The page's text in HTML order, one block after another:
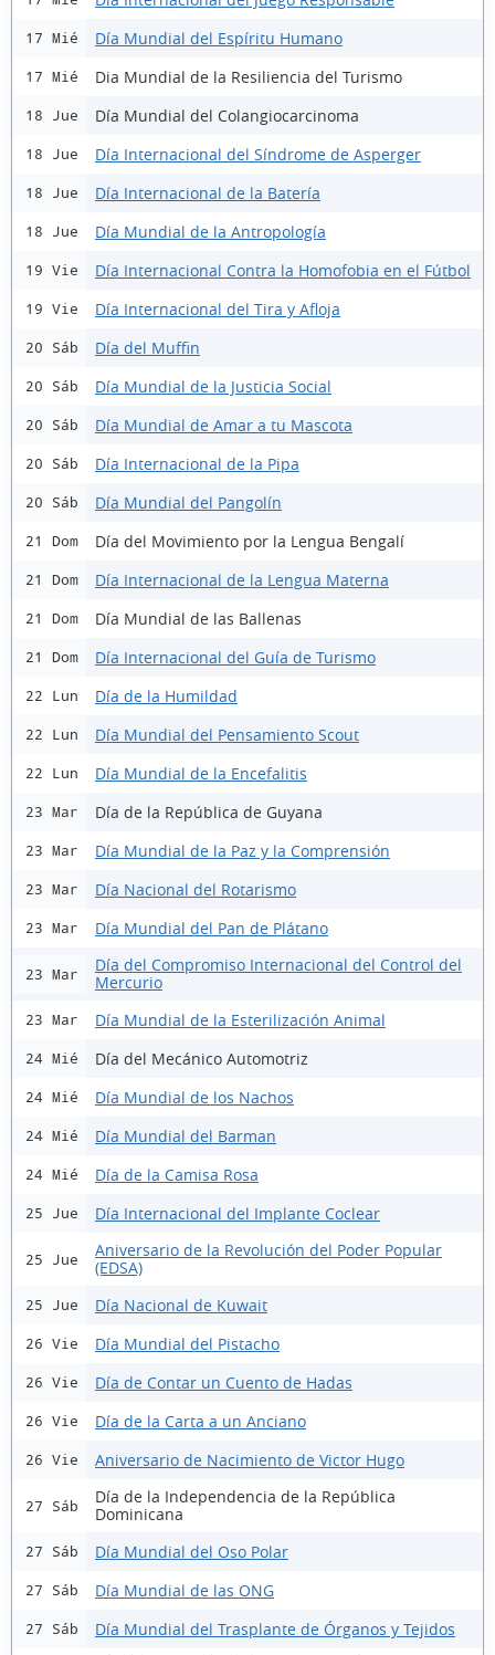
17 Mié Día Mundial del Espíritu Humano
17 Mié Dia Mundial de la Resiliencia del Turismo
18 Jue Día Mundial del Colangiocarcinoma
18 Jue Día Internacional del Síndrome de Asperger
18 Jue Día Internacional de la Batería
18 Jue Día Mundial de la Antropología
19 Vie Día Internacional Contra la Homofobia en el Fútbol
19 Vie Día Internacional del Tira y Afloja
20 Sáb Día del Muffin
20 Sáb Día Mundial de la Justicia Social
20 Sáb Día Mundial de Amar a tu Mascota
20 Sáb Día Internacional de la Pipa
20 Sáb Día Mundial del Pangolín
21 Dom Día del Movimiento por la Lengua Bengalí
21 Dom Día Internacional de la Lengua Materna
21 Dom Día Mundial de las Ballenas
21 Dom Día Internacional del Guía de Turismo
22 Lun Día de la Humildad
22 Lun Día Mundial del Pensamiento Scout
22 Lun Día Mundial de la Encefalitis
23 Mar Día de la República de Guyana
23 Mar Día Mundial de la Paz y la Comprensión
23 Mar Día Nacional del Rotarismo
23 Mar Día Mundial del Pan de Plátano
23 Mar
Día del Compromiso Internacional del Control del
Mercurio
23 Mar Día Mundial de la Esterilización Animal
24 Mié Día del Mecánico Automotriz
24 Mié Día Mundial de los Nachos
24 Mié Día Mundial del Barman
24 Mié Día de la Camisa Rosa
25 Jue Día Internacional del Implante Coclear
25 Jue
Aniversario de la Revolución del Poder Popular
(EDSA)
25 Jue Día Nacional de Kuwait
26 Vie Día Mundial del Pistacho
26 Vie Día de Contar un Cuento de Hadas
26 Vie Día de la Carta a un Anciano
26 Vie Aniversario de Nacimiento de Victor Hugo
27 Sáb
Día de la Independencia de la República
Dominicana
27 Sáb Día Mundial del Oso Polar
27 Sáb Día Mundial de las ONG
27 Sáb Día Mundial del Trasplante de Órganos y Tejidos